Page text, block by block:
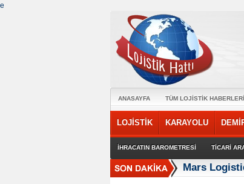
e
ANASAYFA TÜM LOJİSTİK HABERLERİ
LOJİSTİK KARAYOLU
İHRACATIN BAROMETRESİ TİCARİ
Mars